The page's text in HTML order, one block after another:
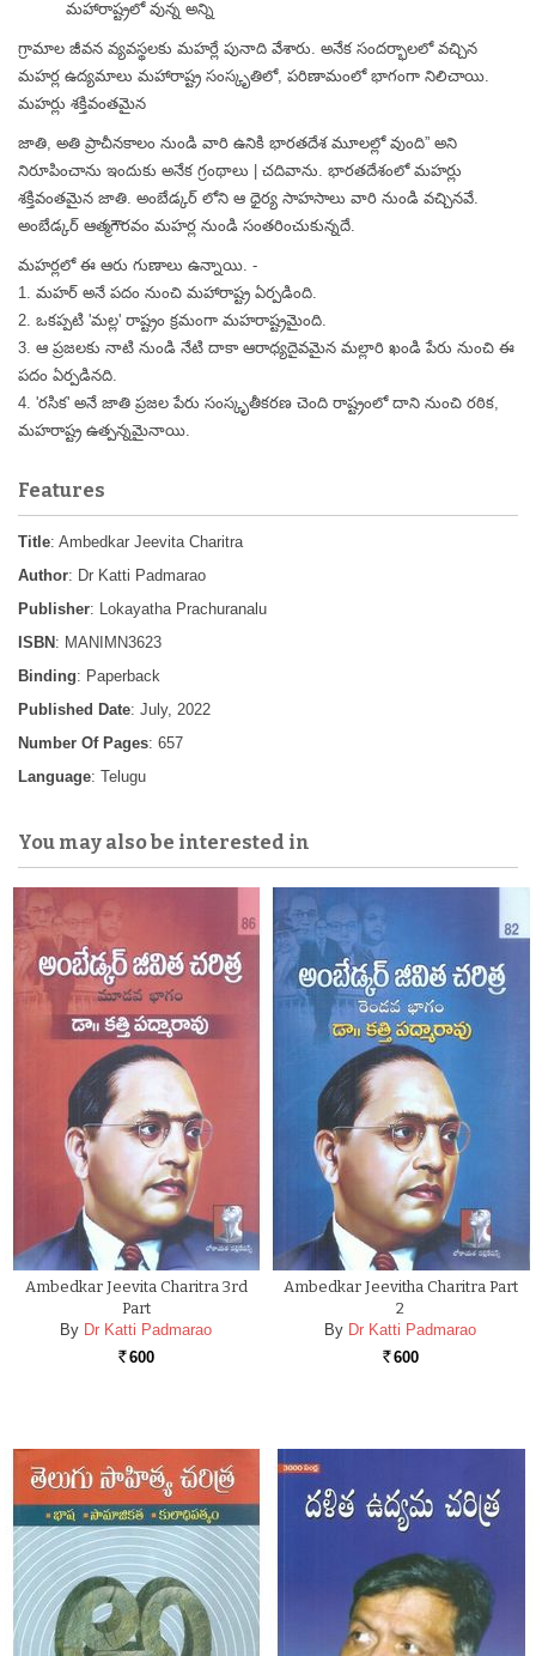
మహారాష్ట్రలో వున్న అన్ని
గ్రామాల జీవన వ్యవస్థలకు మహర్లే పునాది వేశారు. అనేక సందర్భాలలో వచ్చిన
మహర్ల ఉద్యమాలు మహారాష్ట్ర సంస్కృతిలో, పరిణామంలో భాగంగా నిలిచాయి.
మహర్లు శక్తివంతమైన
జాతి, అతి ప్రాచీనకాలం నుండి వారి ఉనికి భారతదేశ మూలల్లో వుంది” అని
నిరూపించాను ఇందుకు అనేక గ్రంథాలు | చదివాను. భారతదేశంలో మహర్లు
శక్తివంతమైన జాతి. అంబేడ్కర్ లోని ఆ ధైర్య సాహసాలు వారి నుండి వచ్చినవే.
అంబేడ్కర్ ఆత్మగౌరవం మహర్ల నుండి సంతరించుకున్నదే.
మహర్లలో ఈ ఆరు గుణాలు ఉన్నాయి. -
1. మహర్ అనే పదం నుంచి మహారాష్ట్ర ఏర్పడింది.
2. ఒకప్పటి 'మల్ల' రాష్ట్రం క్రమంగా మహరాష్ట్రమైంది.
3. ఆ ప్రజలకు నాటి నుండి నేటి దాకా ఆరాధ్యదైవమైన మల్లారి ఖండిపేరు నుంచి ఈ
పదం ఏర్పడినది.
4. 'రసిక' అనే జాతి ప్రజల పేరు సంస్కృతీకరణ చెంది రాష్ట్రంలో దాని నుంచి రఠిక,
మహరాష్ట్ర ఉత్పన్నమైనాయి.
Features
Title: Ambedkar Jeevita Charitra
Author: Dr Katti Padmarao
Publisher: Lokayatha Prachuranalu
ISBN : MANIMN3623
Binding: Paperback
Published Date: July, 2022
Number Of Pages: 657
Language: Telugu
You may also be interested in
Ambedkar Jeevita Charitra 3rd
Part
By Dr Katti Padmarao
Rs. 600
Ambedkar Jeevitha Charitra Part
2
By Dr Katti Padmarao
Rs. 600